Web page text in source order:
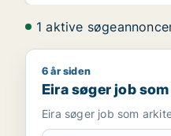
1 aktive
Eira søger job som
6 år siden
Eira søger job
Eira søger job som